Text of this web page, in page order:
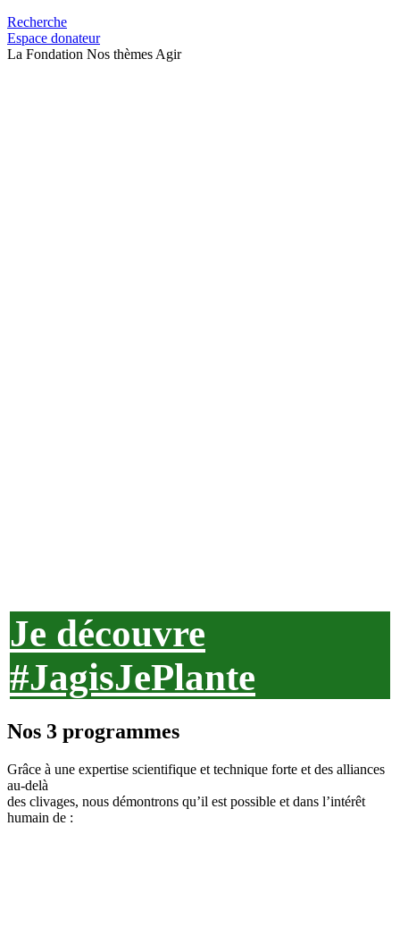
Recherche
Espace donateur
La Fondation Nos thèmes Agir
Je découvre
#JagisJePlante
Nos 3 programmes
Grâce à une expertise scientifique et technique forte et des alliances
au-delà
des clivages, nous démontrons qu’il est possible et dans l’intérêt
humain de :